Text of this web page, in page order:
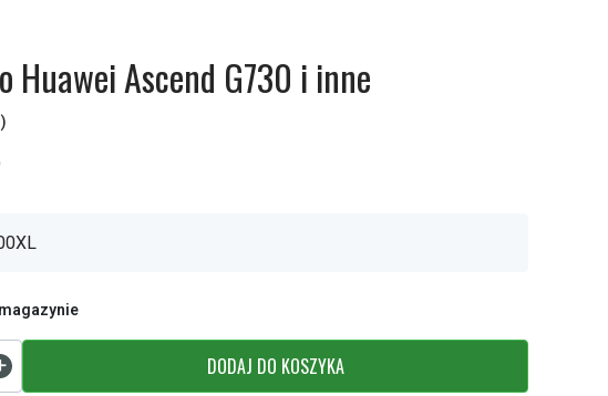
Huawei Ascend G730 i inne
DODAJ DO KOSZYKA